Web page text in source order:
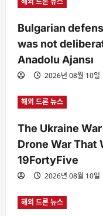
Bulgarian
was not
Anadolu Ajansı
2026년 08월 10일
해외 드론 뉴스
The Ukraine
Drone War That
19FortyFive
2026년 08월 10일
해외 드론 뉴스